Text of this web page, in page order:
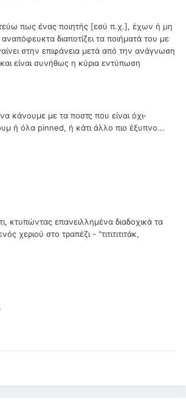
πως ένας ποιητής [εσύ π.χ.], έχων ή μη
διαποτίζει τα ποιήματά του με
στην επιφάνεια μετά από την ανάγνωση
είναι συνήθως η κύρια εντύπωση
κάνουμε με τα ποστς που είναι όχι-
ή όλα pinned, ή κάτι άλλο πιο έξυπνο...
κτυπώντας επανειλλημένα διαδοχικά τα
χεριού στο τραπέζι - "τιτιτιτιτάκ,